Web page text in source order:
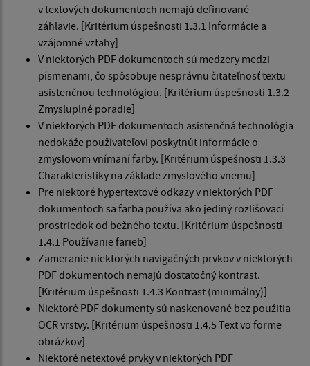
v textových dokumentoch nemajú definované
záhlavie. [Kritérium úspešnosti 1.3.1 Informácie a
vzájomné vzťahy]
V niektorých PDF dokumentoch sú medzery medzi
písmenami, čo spôsobuje nesprávnu čitateľnosť textu
asistenčnou technológiou. [Kritérium úspešnosti 1.3.2
Zmysluplné poradie]
V niektorých PDF dokumentoch asistenčná technológia
nedokáže používateľovi poskytnúť informácie o
zmyslovom vnímaní farby. [Kritérium úspešnosti 1.3.3
Charakteristiky na základe zmyslového vnemu]
Pre niektoré hypertextové odkazy v niektorých PDF
dokumentoch sa farba používa ako jediný rozlišovací
prostriedok od bežného textu. [Kritérium úspešnosti
1.4.1 Používanie farieb]
Zameranie niektorých navigačných prvkov v niektorých
PDF dokumentoch nemajú dostatočný kontrast.
[Kritérium úspešnosti 1.4.3 Kontrast (minimálny)]
Niektoré PDF dokumenty sú naskenované bez použitia
OCR vrstvy. [Kritérium úspešnosti 1.4.5 Text vo forme
obrázkov]
Niektoré netextové prvky v niektorých PDF